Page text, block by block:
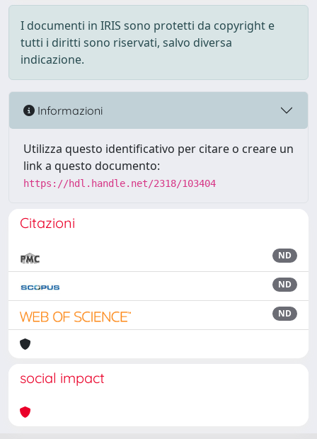
I documenti in IRIS sono protetti da copyright e
tutti i diritti sono riservati, salvo diversa
indicazione.
Informazioni
Utilizza questo identificativo per citare o creare un
link a questo documento:
https://hdl.handle.net/2318/103404
Citazioni
ND
ND
ND
social impact